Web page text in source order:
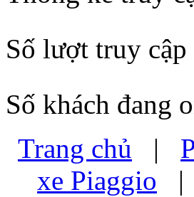
Số lượt truy
Số khách đang
Trang chủ |
xe Piaggio |